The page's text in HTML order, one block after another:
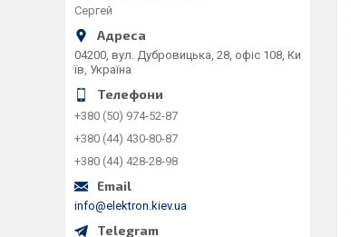
Сергей
04200, вул. Дубровицька, 28, офіс 108, Ки
їв, Україна
+380 (50) 974-52-87
+380 (44) 430-80-87
+380 (44) 428-28-98
info@elektron.kiev.ua